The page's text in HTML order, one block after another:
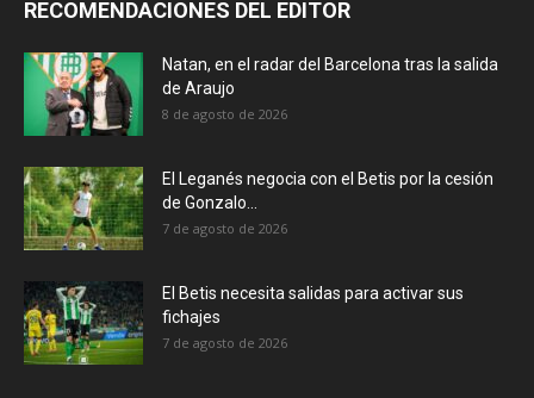
RECOMENDACIONES DEL EDITOR
Natan, en el radar del Barcelona tras la salida
de Araujo
8 de agosto de 2026
El Leganés negocia con el Betis por la cesión
de Gonzalo...
7 de agosto de 2026
El Betis necesita salidas para activar sus
fichajes
7 de agosto de 2026